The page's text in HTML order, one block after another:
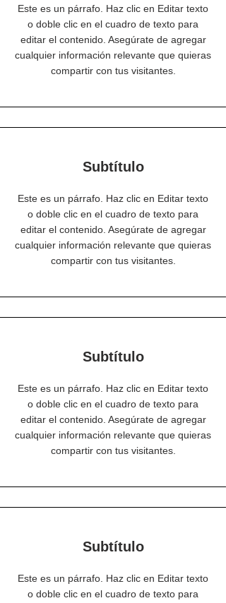
Este es un párrafo. Haz clic en Editar texto
o doble clic en el cuadro de texto para
editar el contenido. Asegúrate de agregar
cualquier información relevante que quieras
compartir con tus visitantes.
Subtítulo
Este es un párrafo. Haz clic en Editar texto
o doble clic en el cuadro de texto para
editar el contenido. Asegúrate de agregar
cualquier información relevante que quieras
compartir con tus visitantes.
Subtítulo
Este es un párrafo. Haz clic en Editar texto
o doble clic en el cuadro de texto para
editar el contenido. Asegúrate de agregar
cualquier información relevante que quieras
compartir con tus visitantes.
Subtítulo
Este es un párrafo. Haz clic en Editar texto
o doble clic en el cuadro de texto para